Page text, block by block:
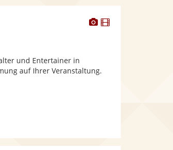
DieserDieser
und Entertainer in
auf Ihrer Veranstaltung.